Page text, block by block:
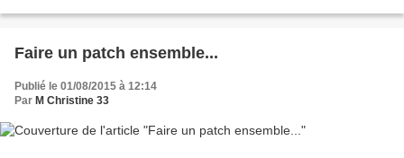
Faire un patch ensemble...
Publié le 01/08/2015 à 12:14
Par M Christine 33